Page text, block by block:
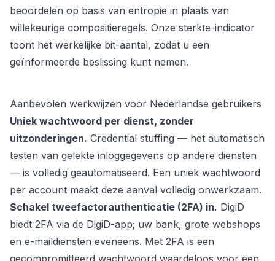
beoordelen op basis van entropie in plaats van
willekeurige compositieregels. Onze sterkte-indicator
toont het werkelijke bit-aantal, zodat u een
geïnformeerde beslissing kunt nemen.
Aanbevolen werkwijzen voor Nederlandse gebruikers
Uniek wachtwoord per dienst, zonder
uitzonderingen. Credential stuffing — het automatisch
testen van gelekte inloggegevens op andere diensten
— is volledig geautomatiseerd. Een uniek wachtwoord
per account maakt deze aanval volledig onwerkzaam.
Schakel tweefactorauthenticatie (2FA) in. DigiD
biedt 2FA via de DigiD-app; uw bank, grote webshops
en e-maildiensten eveneens. Met 2FA is een
gecompromitteerd wachtwoord waardeloos voor een